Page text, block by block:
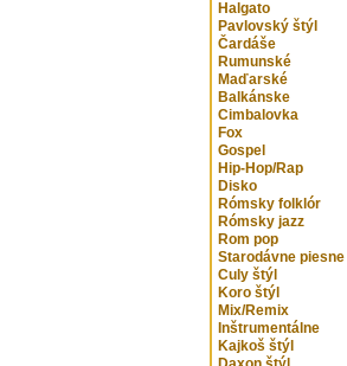
Halgato
Pavlovský štýl
Čardáše
Rumunské
Maďarské
Balkánske
Cimbalovka
Fox
Gospel
Hip-Hop/Rap
Disko
Rómsky folklór
Rómsky jazz
Rom pop
Starodávne piesne
Culy štýl
Koro štýl
Mix/Remix
Inštrumentálne
Kajkoš štýl